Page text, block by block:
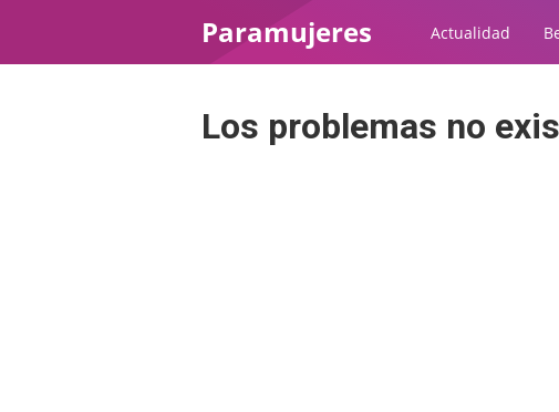
Paramujeres Actualidad
Los problemas no